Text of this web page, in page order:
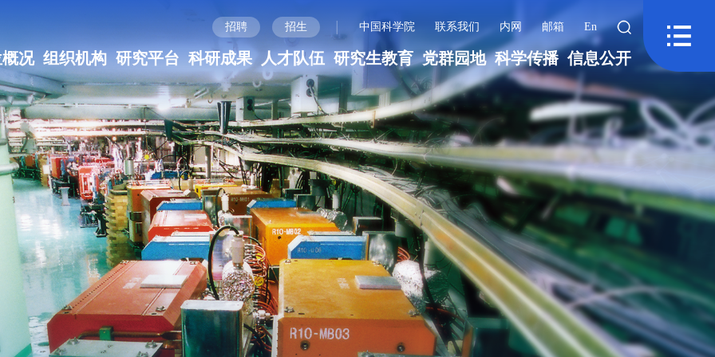
招聘 招生 | 中国科学院 联系我们 内网 邮箱 En
况 组织机构 研究平台 科研成果 人才队伍 研究生教育 党群园地 科学传播 信息公开